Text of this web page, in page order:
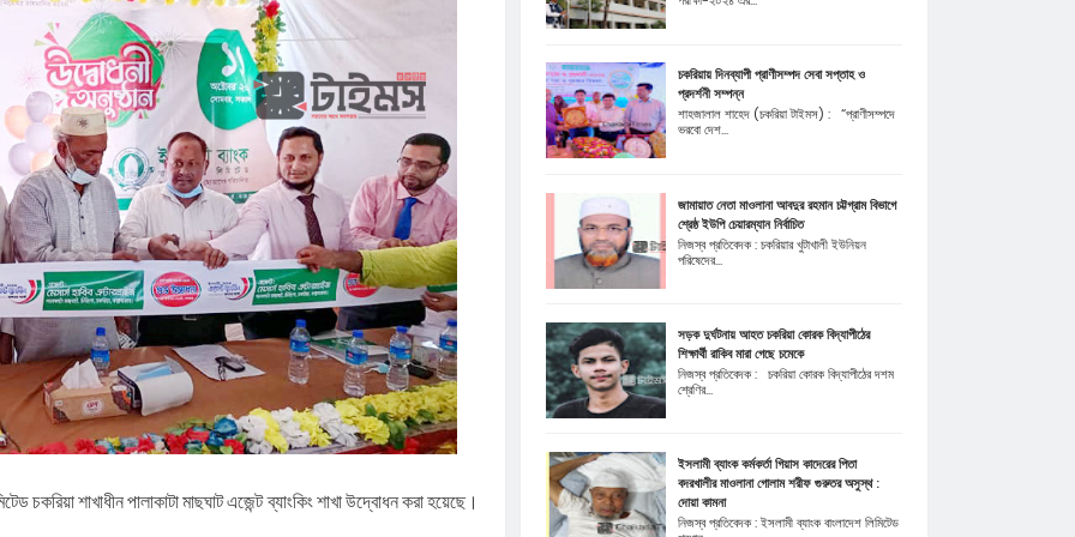
অনুষ্ঠিত
তাসরিফুল
শতাধিক
আলোচনা
চকরিয়া শাখাধীন পালাকাটা মাছঘাট এজেন্ট ব্যাংকিং শাখা উদ্বোধন করা হয়েছে।
চকরিয়ায় দিনব্যাপী প্রাণীসম্পদ সেবা সপ্তাহ ও
প্রদর্শনী সম্পন্ন
শাহজালাল শাহেদ (চকরিয়া টাইমস) : “প্রাণীসম্পদে
ভরবো দেশ...
জামায়াত নেতা মাওলানা আবদুর রহমান চট্টগ্রাম বিভাগে
শ্রেষ্ঠ ইউপি চেয়ারম্যান নির্বাচিত
নিজস্ব প্রতিবেদক : চকরিয়ার খুটাখালী ইউনিয়ন
পরিষেদের...
সড়ক দুর্ঘটনায় আহত চকরিয়া কোরক বিদ্যাপীঠের
শিক্ষার্থী রাকিব মারা গেছে চমেকে
নিজস্ব প্রতিবেদক : চকরিয়া কোরক বিদ্যাপীঠের দশম
শ্রেণির...
ইসলামী ব্যাংক কর্মকর্তা গিয়াস কাদেরের পিতা
বদরখালীর মাওলানা গোলাম শরীফ গুরুতর অসুস্থ :
দোয়া কামনা
নিজস্ব প্রতিবেদক : ইসলামী ব্যাংক বাংলাদেশ লিমিটেড